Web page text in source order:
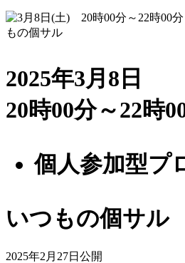
2025年3月8日
20時00分～22時
個人参加型プ
いつもの個サル
2025年2月27日公開